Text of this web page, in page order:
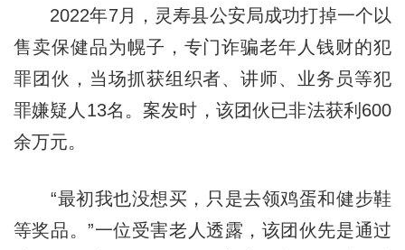
2022年7月，灵寿县公安局成功打掉一个以
售卖保健品为幌子，专门诈骗老年人钱财的犯
罪团伙，当场抓获组织者、讲师、业务员等犯
罪嫌疑人13名。案发时，该团伙已非法获利600
余万元。
“最初我也没想买，只是去领鸡蛋和健步鞋
等奖品。”一位受害老人透露，该团伙先是通过